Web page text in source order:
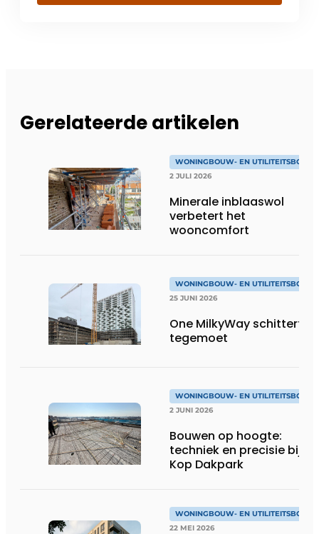
Gerelateerde artikelen
WONINGBOUW- EN UTILITEITSBOUW
2 JULI 2026
Minerale inblaaswol
verbetert het
wooncomfort
WONINGBOUW- EN UTILITEITSBOUW
25 JUNI 2026
One MilkyWay schittert je
tegemoet
WONINGBOUW- EN UTILITEITSBOUW
2 JUNI 2026
Bouwen op hoogte:
techniek en precisie bij
Kop Dakpark
WONINGBOUW- EN UTILITEITSBOUW
22 MEI 2026